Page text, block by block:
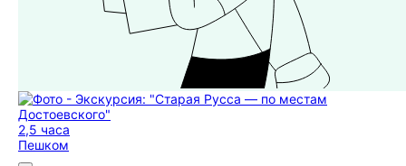
2,5 часа
Пешком